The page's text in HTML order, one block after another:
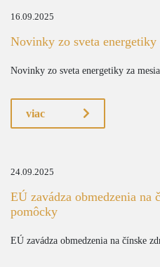
16.09.2025
Novinky zo sveta energetiky
Novinky zo sveta energetiky za
viac
24.09.2025
EÚ zavádza obmedzenia na
pomôcky
EÚ zavádza obmedzenia na čínske